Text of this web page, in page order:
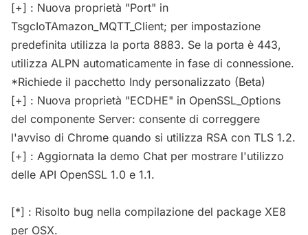
[+] : Nuova proprietà "Port" in
TsgcIoTAmazon_MQTT_Client; per impostazione
predefinita utilizza la porta 8883. Se la porta è 443,
utilizza ALPN automaticamente in fase di connessione.
*Richiede il pacchetto Indy personalizzato (Beta)
[+] : Nuova proprietà "ECDHE" in OpenSSL_Options
del componente Server: consente di correggere
l'avviso di Chrome quando si utilizza RSA con TLS 1.2.
[+] : Aggiornata la demo Chat per mostrare l'utilizzo
delle API OpenSSL 1.0 e 1.1.
[*] : Risolto bug nella compilazione del package XE8
per OSX.